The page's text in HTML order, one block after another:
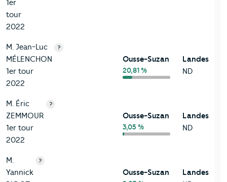
1er
tour
2022
M. Jean-Luc
MÉLENCHON
1er tour
2022
?
Ousse-Suzan
20,81 %
Landes
ND
M. Éric
ZEMMOUR
1er tour
2022
?
Ousse-Suzan
3,05 %
Landes
ND
M.
Yannick
?
Ousse-Suzan
Landes